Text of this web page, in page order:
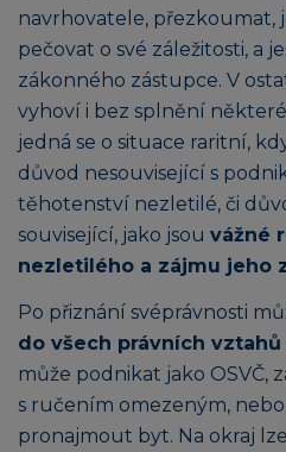
navrhovatele, přezkoumat,
pečovat o své záležitosti, a
zákonného zástupce. V
vyhoví i bez splnění
jedná se o situace raritní,
důvod nesouvisející s
těhotenství nezletilé, či
související, jako jsou vážné
nezletilého a zájmu jeho
Po přiznání svéprávnosti
do všech právních
může podnikat jako OSVČ,
s ručením omezeným,
pronajmout byt. Na okraj